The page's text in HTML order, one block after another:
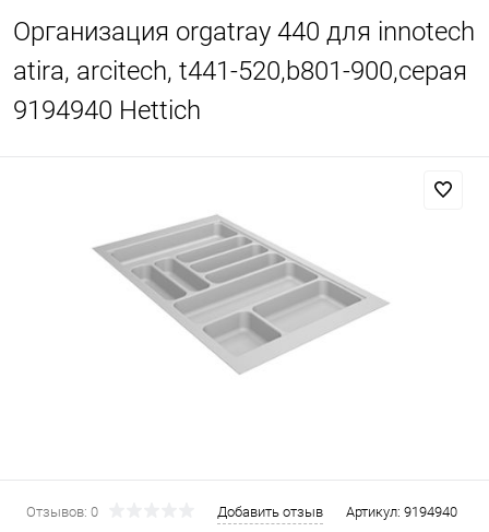
Организация orgatray 440 для innotech
atira, arcitech, t441-520,b801-900,серая
9194940 Hettich
Отзывов: 0 Добавить отзыв Артикул: 9194940